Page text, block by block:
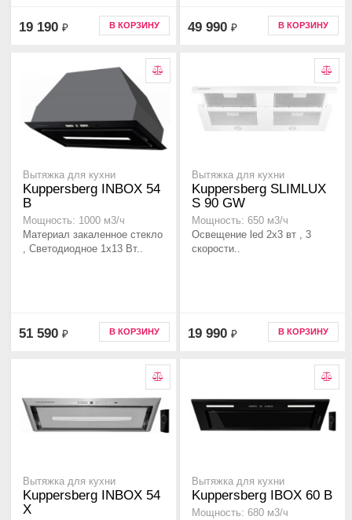
19 190 ₽ В КОРЗИНУ 49 990 ₽ В КОРЗИНУ
Вытяжка для кухни
Kuppersberg INBOX 54
B
Мощность: 1000 м3/ч
Материал закаленное стекло
, Светодиодное 1х13 Вт..
51 590 ₽ В КОРЗИНУ
Вытяжка для кухни
Kuppersberg SLIMLUX
S 90 GW
Мощность: 650 м3/ч
Освещение led 2х3 вт , 3
скорости..
19 990 ₽ В КОРЗИНУ
Вытяжка для кухни
Kuppersberg INBOX 54
X
Вытяжка для кухни
Kuppersberg IBOX 60 B
Мощность: 680 м3/ч